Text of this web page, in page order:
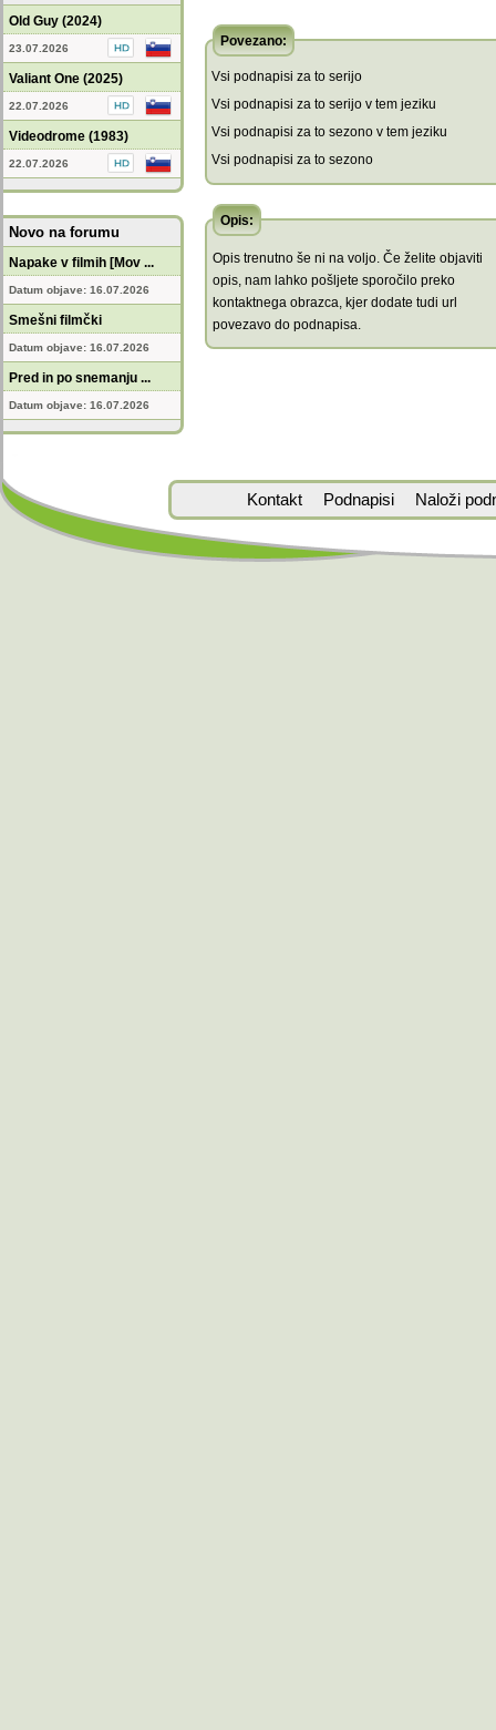
Old Guy (2024)
23.07.2026
Valiant One (2025)
22.07.2026
Videodrome (1983)
22.07.2026
Novo na forumu
Napake v filmih [Mov ...
Datum objave: 16.07.2026
Smešni filmčki
Datum objave: 16.07.2026
Pred in po snemanju ...
Datum objave: 16.07.2026
Povezano:
Vsi podnapisi za to serijo
Vsi podnapisi za to serijo v tem jeziku
Vsi podnapisi za to sezono v tem jeziku
Vsi podnapisi za to sezono
Opis:
Opis trenutno še ni na voljo. Če želite objaviti
opis, nam lahko pošljete sporočilo preko
kontaktnega obrazca, kjer dodate tudi url
povezavo do podnapisa.
Kontakt Podnapisi Naloži